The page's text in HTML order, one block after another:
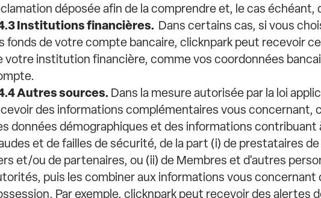
déposée afin de la comprendre et, le cas échéant,
Institutions financières. Dans certains cas, si vous
fonds de votre compte bancaire, clicknpark peut recevoir
votre institution financière, comme vos coordonnées
Autres sources. Dans la mesure autorisée par la loi
des informations complémentaires vous concernant,
données démographiques et des informations contribuant
et de failles de sécurité, de la part (i) de prestataires
et/ou de partenaires, ou (ii) de Membres et d'autres
puis les combiner aux informations vous concernant
Par exemple, clicknpark peut recevoir des alertes